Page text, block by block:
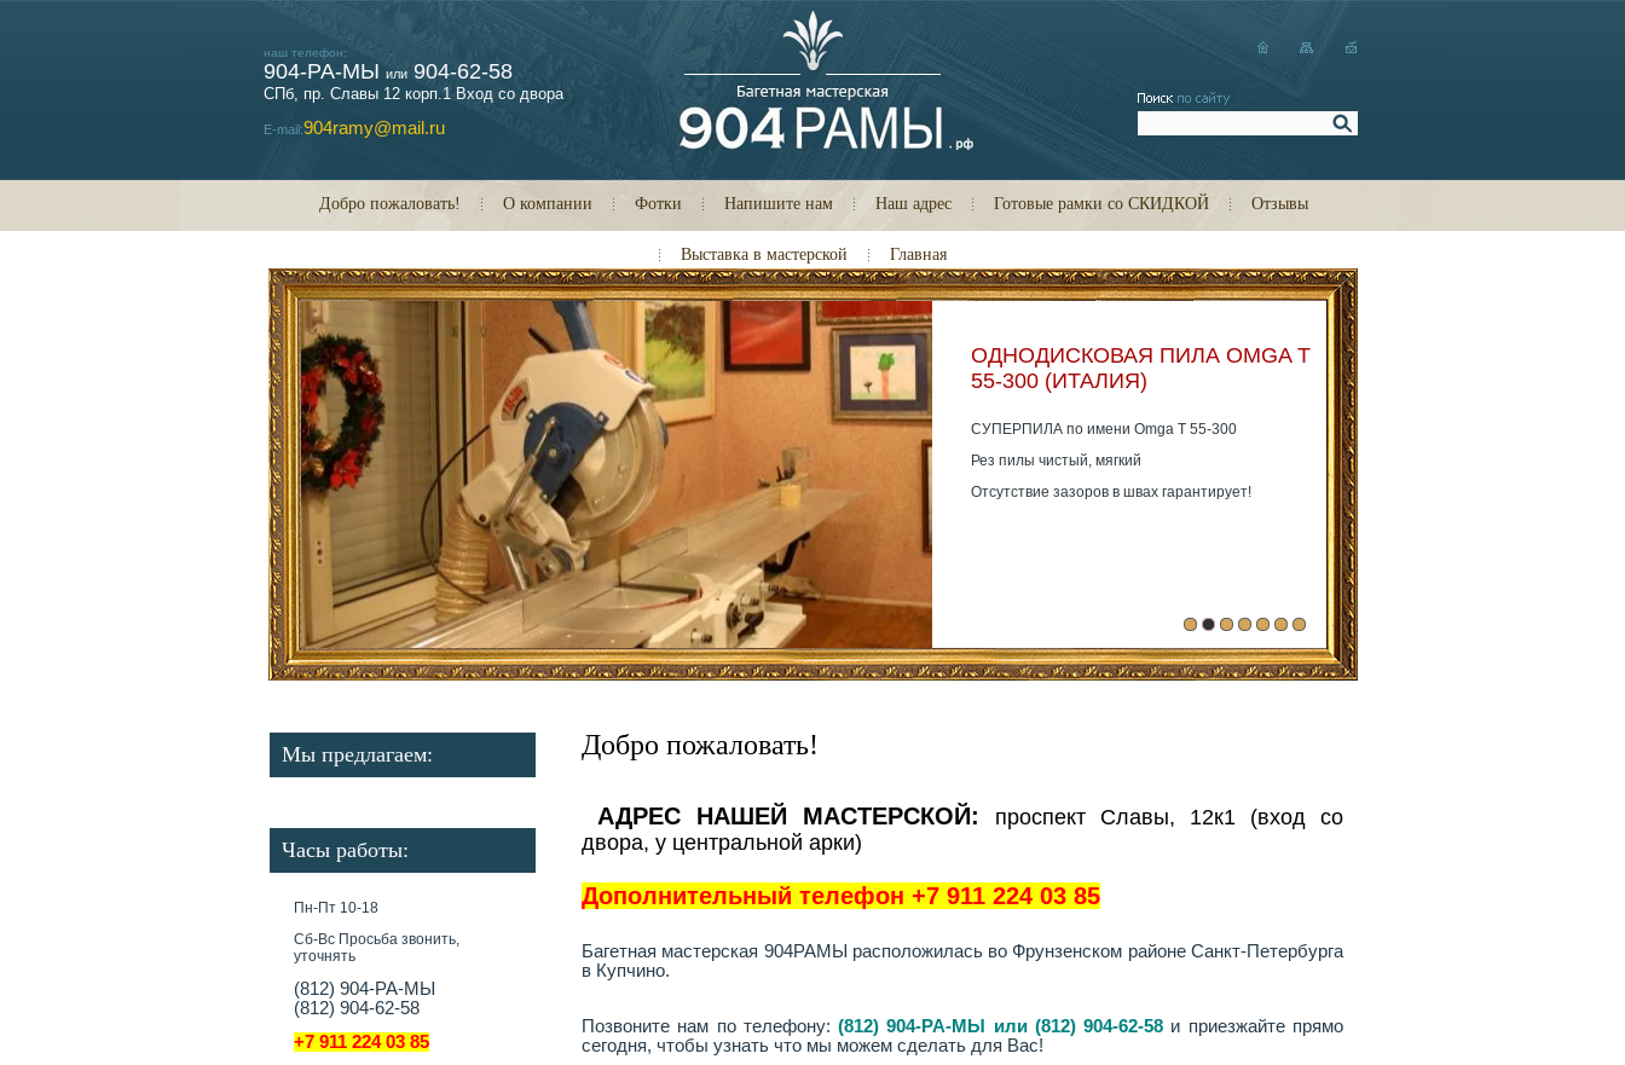
наш телефон:
904-РА-МЫ или 904-62-58
СПб, пр. Славы 12 корп.1 Вход со двора
E-mail:904ramy@mail.ru
Добро пожаловать! О компании Фотки Напишите нам Наш адрес Готовые рамки со СКИДКОЙ Отзывы
Выставка в мастерской Главная
ОДНОДИСКОВАЯ ПИЛА OMGA T
55-300 (ИТАЛИЯ)
СУПЕРПИЛА по имени Omga T 55-300
Рез пилы чистый, мягкий
Отсутствие зазоров в швах гарантирует!
Мы предлагаем:
Часы работы:
Пн-Пт 10-18
Сб-Вс Просьба звонить,
уточнять
(812) 904-РА-МЫ
(812) 904-62-58
+7 911 224 03 85
Добро пожаловать!
АДРЕС НАШЕЙ МАСТЕРСКОЙ: проспект Славы, 12к1 (вход со
двора, у центральной арки)
Дополнительный телефон +7 911 224 03 85
Багетная мастерская 904РАМЫ расположилась во Фрунзенском районе Санкт-Петербурга
в Купчино.
Позвоните нам по телефону:(812) 904-РА-МЫ или (812) 904-62-58 и приезжайте прямо
сегодня, чтобы узнать что мы можем сделать для Вас!